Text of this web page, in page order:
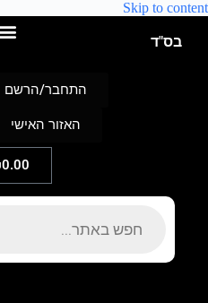
Skip to content
בס"ד
0.00
התחבר/הרשם
האזור האישי